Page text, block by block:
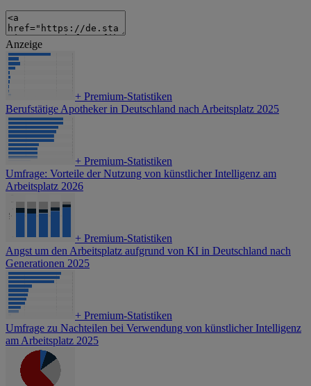
Anzeige
+ Premium-Statistiken
Berufstätige Apotheker in Deutschland nach Arbeitsplatz 2025
+ Premium-Statistiken
Umfrage: Vorteile der Nutzung von künstlicher Intelligenz am
Arbeitsplatz 2026
+ Premium-Statistiken
Angst um den Arbeitsplatz aufgrund von KI in Deutschland nach
Generationen 2025
+ Premium-Statistiken
Umfrage zu Nachteilen bei Verwendung von künstlicher Intelligenz
am Arbeitsplatz 2025